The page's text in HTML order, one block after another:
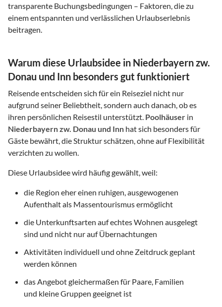
transparente Buchungsbedingungen – Faktoren, die zu
einem entspannten und verlässlichen Urlaubserlebnis
beitragen.
Warum diese Urlaubsidee in Niederbayern zw.
Donau und Inn besonders gut funktioniert
Reisende entscheiden sich für ein Reiseziel nicht nur
aufgrund seiner Beliebtheit, sondern auch danach, ob es
ihren persönlichen Reisestil unterstützt. Poolhäuser in
Niederbayern zw. Donau und Inn hat sich besonders für
Gäste bewährt, die Struktur schätzen, ohne auf Flexibilität
verzichten zu wollen.
Diese Urlaubsidee wird häufig gewählt, weil:
die Region eher einen ruhigen, ausgewogenen
Aufenthalt als Massentourismus ermöglicht
die Unterkunftsarten auf echtes Wohnen ausgelegt
sind und nicht nur auf Übernachtungen
Aktivitäten individuell und ohne Zeitdruck geplant
werden können
das Angebot gleichermaßen für Paare, Familien
und kleine Gruppen geeignet ist